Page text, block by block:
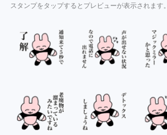
スタンプをタップするとプレビューが表示されます。